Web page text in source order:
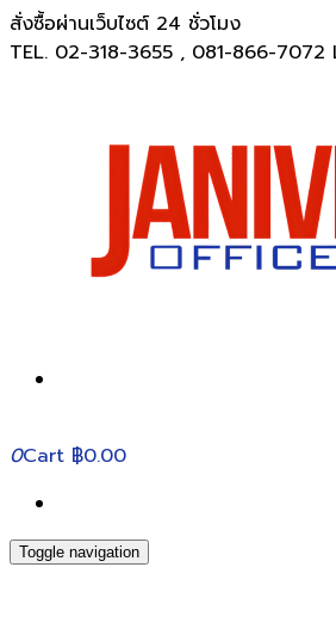
สั่งซื้อผ่านเว็บไซต์ 24 ชั่วโมง
TEL. 02-318-3655 , 081-866-7072
0Cart ฿0.00
Toggle navigation